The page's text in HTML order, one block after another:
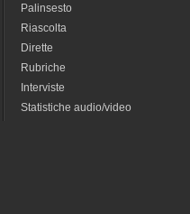
Palinsesto
Riascolta
Dirette
Rubriche
Interviste
Statistiche audio/video